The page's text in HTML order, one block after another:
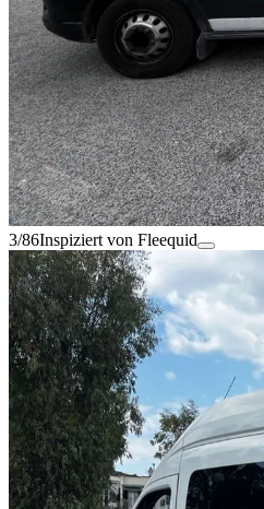
3/86Inspiziert von Fleequid